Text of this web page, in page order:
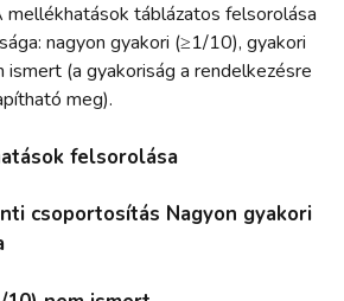
táblázatos felsorolása
nagyon gyakori (≥1/10), gyakori
(a gyakoriság a rendelkezésre
meg).
felsorolása
csoportosítás Nagyon gyakori